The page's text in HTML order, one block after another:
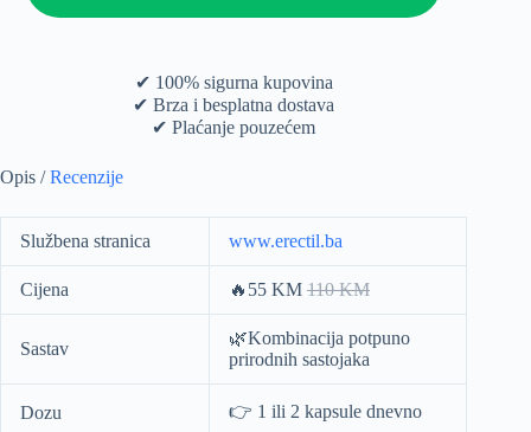
✔ 100% sigurna kupovina
✔ Brza i besplatna dostava
✔ Plaćanje pouzećem
Opis /Recenzije
Službena stranica www.erectil.ba
Cijena 🔥55 KM 110 KM
Sastav
🌿Kombinacija potpuno
prirodnih sastojaka
Dozu 👉 1 ili 2 kapsule dnevno